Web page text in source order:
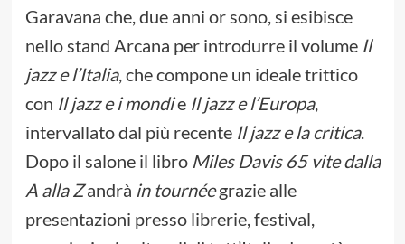
Garavana che, due anni or sono, si esibisce
nello stand Arcana per introdurre il volume Il
jazz e l’Italia, che compone un ideale trittico
con Il jazz e i mondie Il jazz e l’Europa,
intervallato dal più recente Il jazz e la critica.
Dopo il salone il libro Miles Davis 65 vite dalla
A alla Zandrà in tournéegrazie alle
presentazioni presso librerie, festival,